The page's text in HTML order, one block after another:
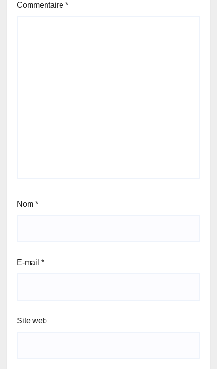
Commentaire *
Nom *
E-mail *
Site web